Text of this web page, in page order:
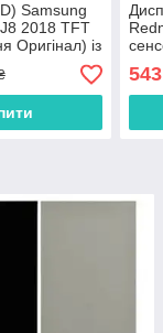
Samsung
2018 TFT
Оригінал) із
543